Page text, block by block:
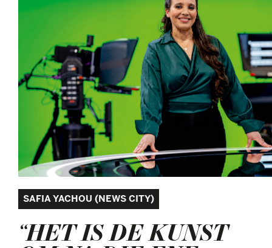
SAFIA YACHOU (NEWS CITY)
“HET IS DE KUNST